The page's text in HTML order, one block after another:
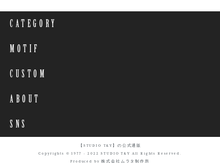
CATEGORY
MOTIF
CUSTOM
ABOUT
SNS
【STUDIO T&Y】の公式通販
Copyrights © 1977 - 2022 STUDIO T&Y All Rights Reserved.
Produced by 株式会社ムラタ制作所